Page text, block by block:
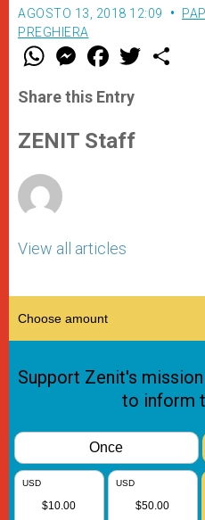
AGOSTO 13, 2018 12:09 PAPI
PREGHIERA
W
t
s
p
p
M
e
s
e
g
e
F
a
e
b
o
k
w
Share this Entry
ZENIT Staff
View all articles